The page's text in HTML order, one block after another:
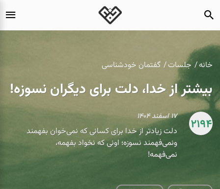
خانه جلسات گفتمان خودشناسی
بیشتر از خدا، دلت برای دیگران نسوزه!
2194
۱۷ اسفند ۱۴۰۴
دلت زیادتر از خدا برای کسانی که نمی‌خوان بفهمند
ونمی‌فهمند نسوزه؛ اونی که نخواد بفهمه،
نمی‌فهمه!